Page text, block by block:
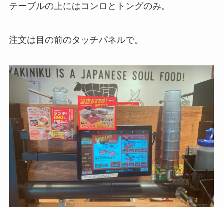
テーブルの上にはコンロとトングのみ。
注文は目の前のタッチパネルで。